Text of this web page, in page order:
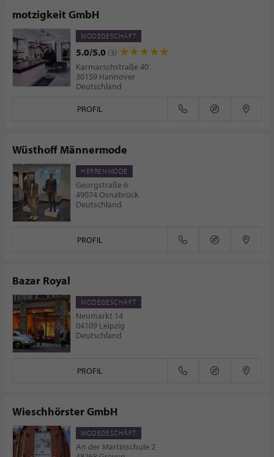
motzigkeit GmbH
MODEGESCHÄFT
5.0/5.0 (3)
Karmarschstraße 40
30159 Hannover
Deutschland
PROFIL
Wüsthoff Männermode
HERRENMODE
Georgstraße 6
49074 Osnabrück
Deutschland
PROFIL
Bazar Royal
MODEGESCHÄFT
Neumarkt 14
04109 Leipzig
Deutschland
PROFIL
Wieschhörster GmbH
MODEGESCHÄFT
An der Martinschule 2